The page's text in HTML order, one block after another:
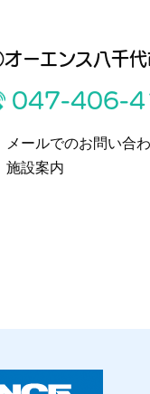
ーエンス八千代
047-406-
メールでのお問い合
施設案内